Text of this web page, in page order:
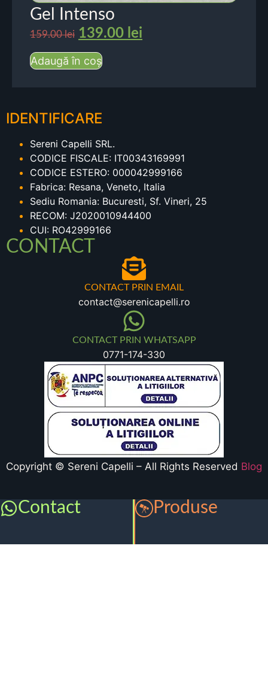
Gel Intenso
159.00lei 139.00 lei
Adaugă în coș
IDENTIFICARE
Sereni Capelli SRL.
CODICE FISCALE: IT00343169991
CODICE ESTERO: 000042999166
Fabrica: Resana, Veneto, Italia
Sediu Romania: Bucuresti, Sf. Vineri, 25
RECOM: J2020010944400
CUI: RO42999166
CONTACT
CONTACT PRIN EMAIL
contact@serenicapelli.ro
CONTACT PRIN WHATSAPP
0771-174-330
Copyright © Sereni Capelli – All Rights Reserved Blog
Contact Produse